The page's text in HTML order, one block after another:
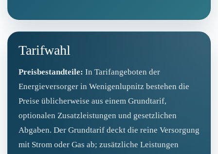
Tarifwahl
Preisbestandteile: In Tarifangeboten der
Energieversorger in Wenigenlupnitz bestehen die
Preise üblicherweise aus einem Grundtarif,
optionalen Zusatzleistungen und gesetzlichen
Abgaben. Der Grundtarif deckt die reine Versorgung
mit Strom oder Gas ab; zusätzliche Leistungen